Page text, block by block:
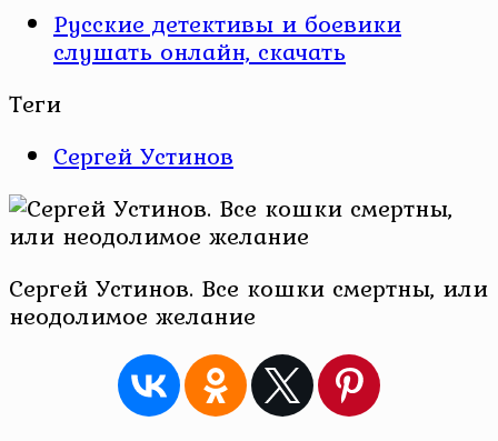
Русские детективы и боевики
слушать онлайн, скачать
Теги
Сергей Устинов
Сергей Устинов. Все кошки смертны, или
неодолимое желание